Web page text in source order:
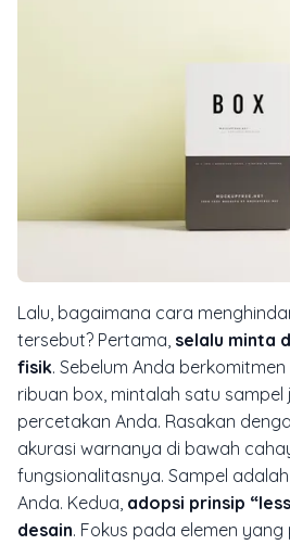
Lalu, bagaimana cara
tersebut? Pertama, selalu minta
fisik. Sebelum Anda
ribuan box, mintalah satu
percetakan Anda. Rasakan
akurasi warnanya di bawah
fungsionalitasnya. Sampel
Anda. Kedua, adopsi prinsip
desain. Fokus pada elemen